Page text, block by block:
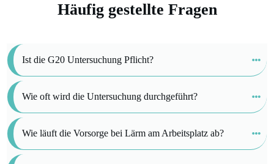
Häufig gestellte Fragen
Ist die G20 Untersuchung Pflicht?
Wie oft wird die Untersuchung durchgeführt?
Wie läuft die Vorsorge bei Lärm am Arbeitsplatz ab?